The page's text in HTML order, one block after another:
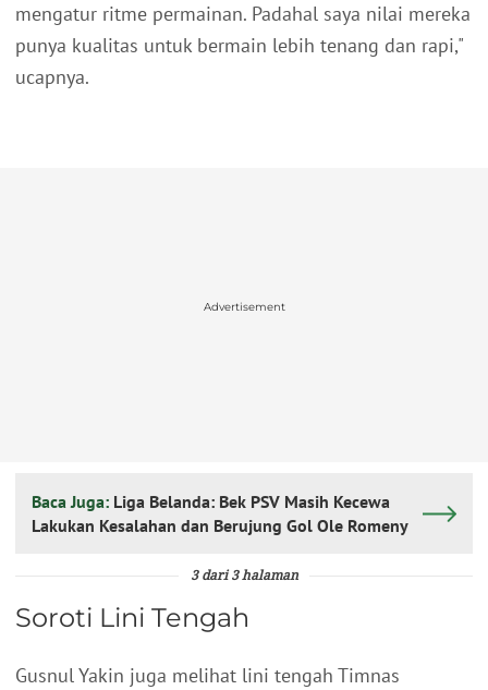
mengatur ritme permainan. Padahal saya nilai mereka
punya kualitas untuk bermain lebih tenang dan rapi,"
ucapnya.
Advertisement
Baca Juga: Liga Belanda: Bek PSV Masih Kecewa
Lakukan Kesalahan dan Berujung Gol Ole Romeny
3 dari 3 halaman
Soroti Lini Tengah
Gusnul Yakin juga melihat lini tengah Timnas